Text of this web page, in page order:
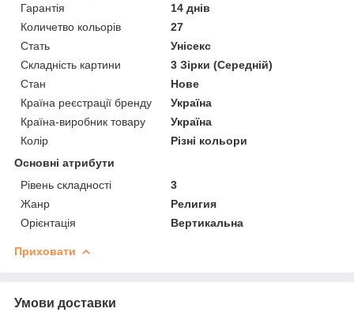
Гарантія
14 днів
Количетво кольорів
27
Стать
Унісекс
Складність картини
3 Зірки (Середній)
Стан
Нове
Країна реєстрації бренду
Україна
Країна-виробник товару
Україна
Колір
Різні кольори
Основні атрибути
Рівень складності
3
Жанр
Религия
Орієнтація
Вертикальна
Приховати
Умови доставки